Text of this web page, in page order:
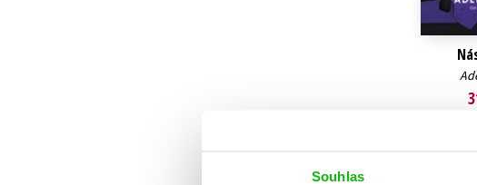
Souhlas